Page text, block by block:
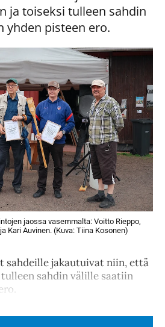
ja toiseksi tulleen sahdin
yhden pisteen ero.
jaossa vasemmalta: Voitto Rieppo,
Kari Auvinen. (Kuva: Tiina Kosonen)
sahdeille jakautuivat niin, että
sahdin välille saatiin